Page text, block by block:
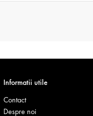
Informatii utile
Contact
Despre noi